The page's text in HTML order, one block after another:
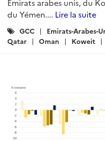
Emirats arabes unis, du
du Yémen.... Lire la suite
Catégories
:
GCC Emirats-Arabes-
Qatar
Oman Koweit